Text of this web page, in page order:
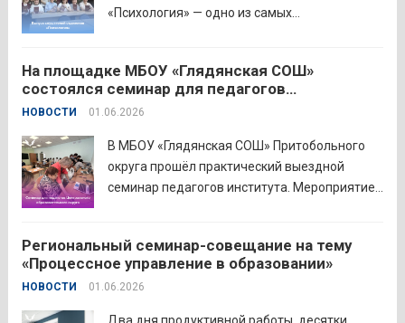
«Психология» — одно из самых
квалифицированных педагогов-психологов в
общеобразовательных организациях. Все
выпускники успешно прошли итоговую
аттестацию в форме экзамена и получили
Читать дальше
На площадке МБОУ «Глядянская СОШ»
состоялся семинар для педагогов
Центрального образовательного округа
НОВОСТИ 01.06.2026
В МБОУ «Глядянская СОШ» Притобольного
округа прошёл практический выездной
семинар педагогов института. Мероприятие
делегата. Открывая встречу, заместитель
руководителя Управления образования
Притобольного муниципального округа
Наталья Сергеевна Иванова подчеркнула
Региональный семинар-совещание на тему
«Процессное управление в образовании»
НОВОСТИ 01.06.2026